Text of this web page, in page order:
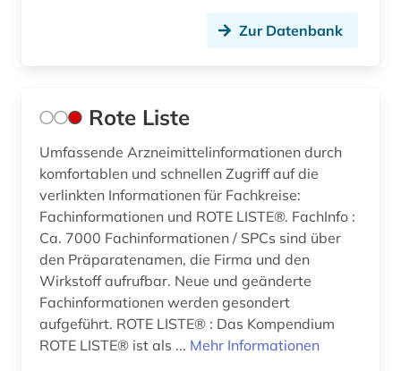
Zur Datenbank
Rote Liste
Umfassende Arzneimittelinformationen durch
komfortablen und schnellen Zugriff auf die
verlinkten Informationen für Fachkreise:
Fachinformationen und ROTE LISTE®. FachInfo :
Ca. 7000 Fachinformationen / SPCs sind über
den Präparatenamen, die Firma und den
Wirkstoff aufrufbar. Neue und geänderte
Fachinformationen werden gesondert
aufgeführt. ROTE LISTE® : Das Kompendium
ROTE LISTE® ist als ... Mehr Informationen